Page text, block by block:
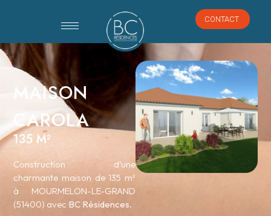
CONTACT
MAISON
CAROLA
135 M²
Construction d’une
charmante maison de 135 m²
à MOURMELON-LE-GRAND
(51400) avec BC Résidences.